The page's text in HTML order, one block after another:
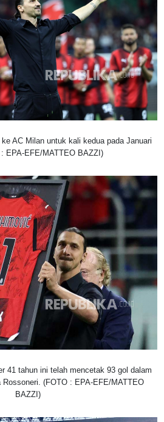
AC Milan untuk kali kedua pada Januari
EPA-EFE/MATTEO BAZZI)
41 tahun ini telah mencetak 93 gol dalam
Rossoneri. (FOTO : EPA-EFE/MATTEO
BAZZI)